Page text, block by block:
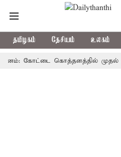
தமிழகம் தேசியம் உலகம்
கோட்டை கொத்தளத்தில் முதல்